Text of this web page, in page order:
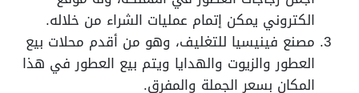
الكتروني يمكن إتمام عمليات الشراء من خلاله.
مصنع فينيسيا للتغليف، وهو من أقدم محلات بيع
العطور والزيوت والهدايا ويتم بيع العطور في هذا
المكان بسعر الجملة والمفرق.